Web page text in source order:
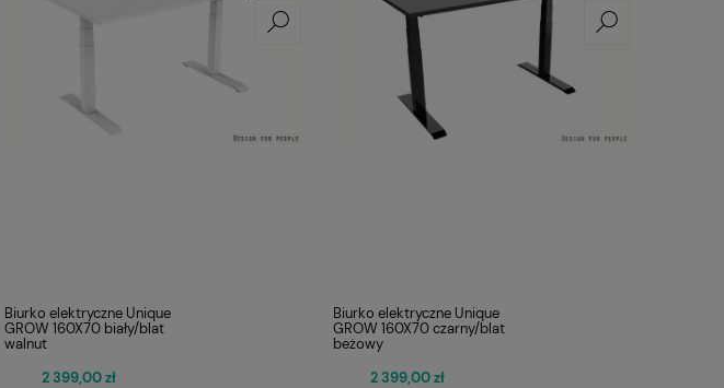
Biurko elektryczne Unique
GROW 160X70 biały/blat
walnut
2 399,00 zł
Biurko elektryczne Unique
GROW 160X70 czarny/blat
beżowy
2 399,00 zł